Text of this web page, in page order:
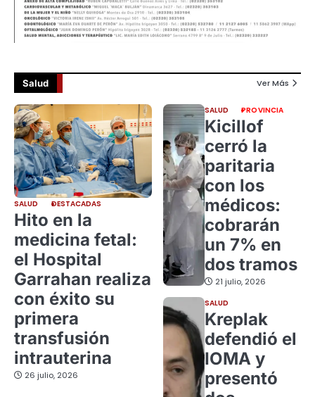
Salud Ver Más
SALUD DESTACADAS
Hito en la
medicina fetal:
el Hospital
Garrahan realiza
con éxito su
primera
transfusión
intrauterina
26 julio, 2026
SALUD PROVINCIA
Kicillof
cerró la
paritaria
con los
médicos:
cobrarán
un 7% en
dos tramos
21 julio, 2026
SALUD
Kreplak
defendió el
IOMA y
presentó